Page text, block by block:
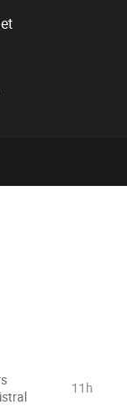
11h